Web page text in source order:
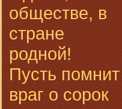
обществе, в
стране
родной!
Пусть помнит
враг о сорок